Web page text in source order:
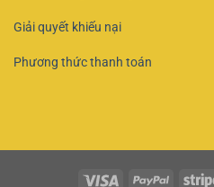
Giải quyết khiếu nại
Phương thức thanh toán